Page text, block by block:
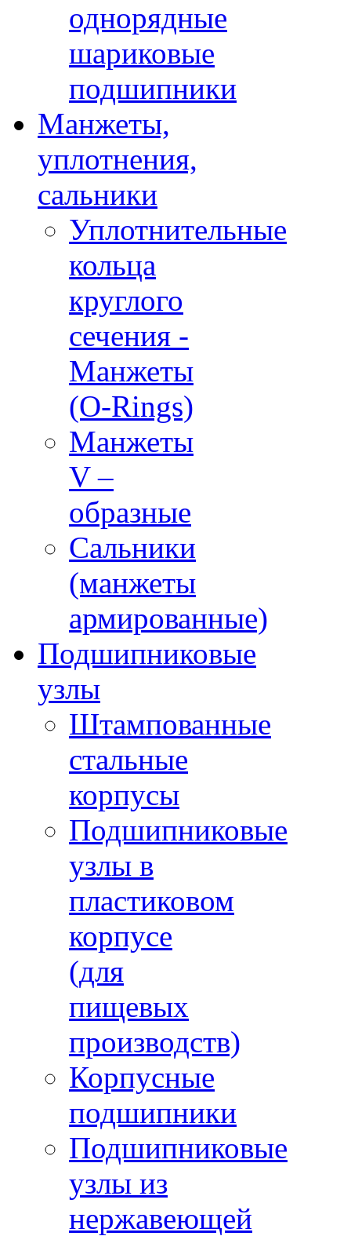
однорядные
шариковые
подшипники
Манжеты,
уплотнения,
сальники
Уплотнительные
кольца
круглого
сечения -
Манжеты
(O-Rings)
Манжеты
V –
образные
Сальники
(манжеты
армированные)
Подшипниковые
узлы
Штампованные
стальные
корпусы
Подшипниковые
узлы в
пластиковом
корпусе
(для
пищевых
производств)
Корпусные
подшипники
Подшипниковые
узлы из
нержавеющей